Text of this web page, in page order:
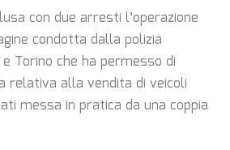
con due arresti l’operazione
condotta dalla polizia
Torino che ha permesso di
alla vendita di veicoli
messa in pratica da una coppia